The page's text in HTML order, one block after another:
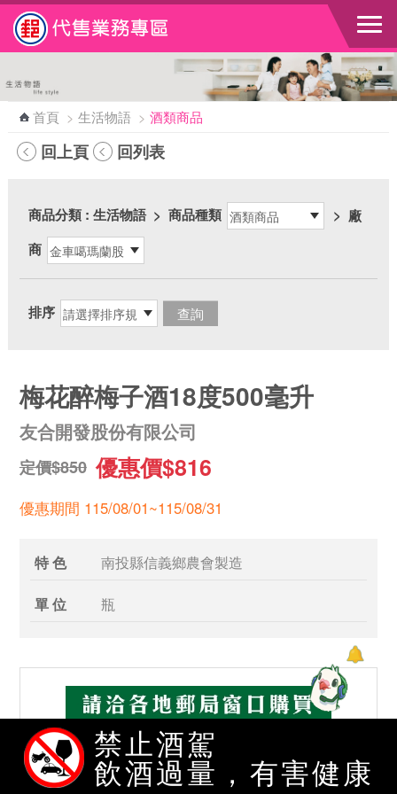
跳到主要內容區塊
首頁 > 生活物語 > 酒類商品
回上頁 回列表
商品分類: 生活物語 > 商品種類 > 廠
商
排序
梅花醉梅子酒18度500毫升
友合開發股份有限公司
定價$850 優惠價$816
優惠期間 115/08/01~115/08/31
特 色 南投縣信義鄉農會製造
單 位 瓶
禁止酒駕
飲酒過量，有害健康